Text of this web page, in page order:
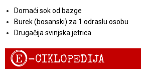
Domaći sok od bazge
Burek (bosanski) za 1 odraslu osobu
Drugačija svinjska jetrica
E-CIKLOPEDIJA